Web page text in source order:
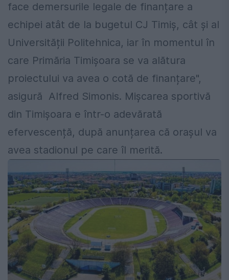
face demersurile legale de finanțare a
echipei atât de la bugetul CJ Timiș, cât și al
Universității Politehnica, iar în momentul în
care Primăria Timișoara se va alătura
proiectului va avea o cotă de finanțare",
asigură Alfred Simonis. Mișcarea sportivă
din Timișoara e într-o adevărată
efervescență, după anunțarea că orașul va
avea stadionul pe care îl merită.